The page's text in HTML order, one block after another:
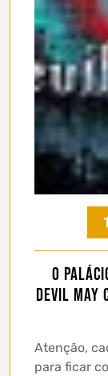
O
Devil May
Atenção,
para ficar